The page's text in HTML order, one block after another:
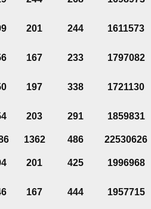
201 244 1611573
167 233 1797082
197 338 1721130
203 291 1859831
1362 486
22530626
201 425 1996968
167 444 1957715